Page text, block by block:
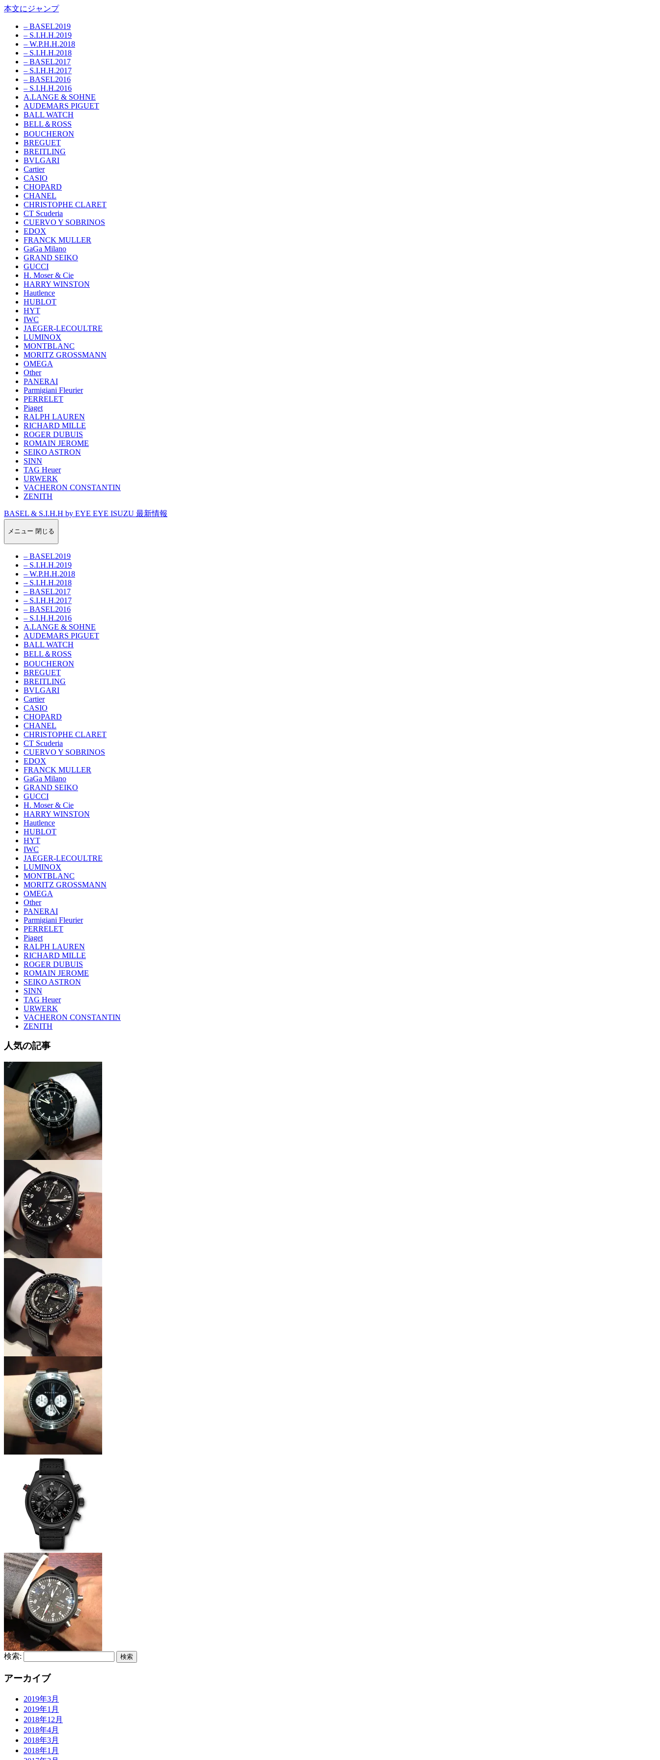
本文にジャンプ
– BASEL2019
– S.I.H.H.2019
– W.P.H.H.2018
– S.I.H.H.2018
– BASEL2017
– S.I.H.H.2017
– BASEL2016
– S.I.H.H.2016
A.LANGE & SOHNE
AUDEMARS PIGUET
BALL WATCH
BELL＆ROSS
BOUCHERON
BREGUET
BREITLING
BVLGARI
Cartier
CASIO
CHOPARD
CHANEL
CHRISTOPHE CLARET
CT Scuderia
CUERVO Y SOBRINOS
EDOX
FRANCK MULLER
GaGa Milano
GRAND SEIKO
GUCCI
H. Moser & Cie
HARRY WINSTON
Hautlence
HUBLOT
HYT
IWC
JAEGER-LECOULTRE
LUMINOX
MONTBLANC
MORITZ GROSSMANN
OMEGA
Other
PANERAI
Parmigiani Fleurier
PERRELET
Piaget
RALPH LAUREN
RICHARD MILLE
ROGER DUBUIS
ROMAIN JEROME
SEIKO ASTRON
SINN
TAG Heuer
URWERK
VACHERON CONSTANTIN
ZENITH
BASEL & S.I.H.H by EYE EYE ISUZU 最新情報
メニュー 閉じる
– BASEL2019
– S.I.H.H.2019
– W.P.H.H.2018
– S.I.H.H.2018
– BASEL2017
– S.I.H.H.2017
– BASEL2016
– S.I.H.H.2016
A.LANGE & SOHNE
AUDEMARS PIGUET
BALL WATCH
BELL＆ROSS
BOUCHERON
BREGUET
BREITLING
BVLGARI
Cartier
CASIO
CHOPARD
CHANEL
CHRISTOPHE CLARET
CT Scuderia
CUERVO Y SOBRINOS
EDOX
FRANCK MULLER
GaGa Milano
GRAND SEIKO
GUCCI
H. Moser & Cie
HARRY WINSTON
Hautlence
HUBLOT
HYT
IWC
JAEGER-LECOULTRE
LUMINOX
MONTBLANC
MORITZ GROSSMANN
OMEGA
Other
PANERAI
Parmigiani Fleurier
PERRELET
Piaget
RALPH LAUREN
RICHARD MILLE
ROGER DUBUIS
ROMAIN JEROME
SEIKO ASTRON
SINN
TAG Heuer
URWERK
VACHERON CONSTANTIN
ZENITH
人気の記事
検索:
アーカイブ
2019年3月
2019年1月
2018年12月
2018年4月
2018年3月
2018年1月